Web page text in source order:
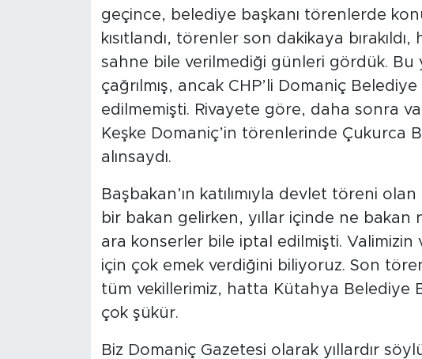
geçince, belediye başkanı törenlerde
kısıtlandı, törenler son dakikaya
sahne bile verilmediği günleri gördük. Bu
çağrılmış, ancak CHP’li Domaniç
edilmemişti. Rivayete göre, daha sonra
Keşke Domaniç’in törenlerinde Çukurca
alınsaydı.
Başbakan’ın katılımıyla devlet töreni
bir bakan gelirken, yıllar içinde ne bakan
ara konserler bile iptal edilmişti. Valimizin
için çok emek verdiğini biliyoruz. Son
tüm vekillerimiz, hatta Kütahya Belediye
çok şükür.
Biz Domaniç Gazetesi olarak yıllardır